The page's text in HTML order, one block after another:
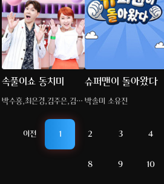
속풀이쇼 동치미
박수홍,최은경,김주은,김영
슈퍼맨이 돌아왔다
박솔미 소유진
이전 1 2 3 4
8 9 10